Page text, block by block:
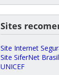
Sites
Site Internet
Site SiferNet Brasil
UNICEF